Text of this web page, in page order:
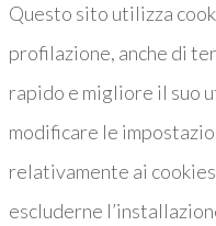
Questo sito utilizza
profilazione, anche di
rapido e migliore il suo
modificare le
relativamente ai
escluderne